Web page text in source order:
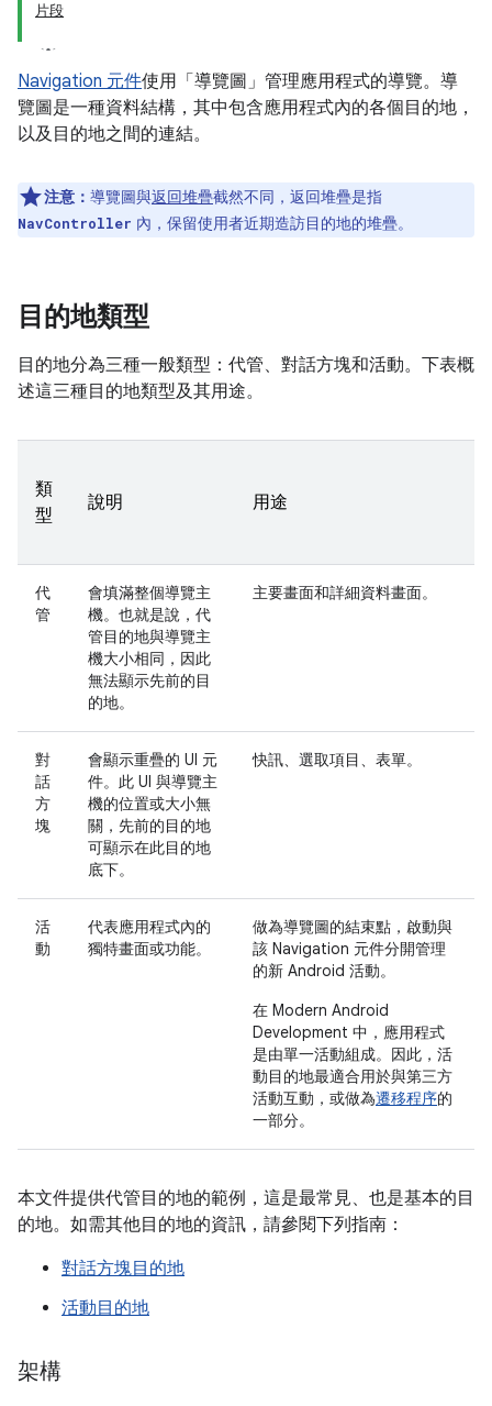
片段
Navigation 元件使用「導覽圖」 管理應用程式的導覽。導
覽圖是一種資料結構，其中包含應用程式內的各個目的地，
以及目的地之間的連結。
注意： 導覽圖與返回堆疊截然不同，返回堆疊是指
NavController 內，保留使用者近期造訪目的地的堆疊。
目的地類型
目的地分為三種一般類型：代管、對話方塊和活動。下表概
述這三種目的地類型及其用途。
類
型
說明 用途
代
管
會填滿整個導覽主
機。也就是說，代
管目的地與導覽主
機大小相同，因此
無法顯示先前的目
的地。
主要畫面和詳細資料畫面。
對
話
方
塊
會顯示重疊的 UI 元
件。此 UI 與導覽主
機的位置或大小無
關，先前的目的地
可顯示在此目的地
底下。
快訊、選取項目、表單。
活
動
代表應用程式內的
獨特畫面或功能。
做為導覽圖的結束點，啟動與
該 Navigation 元件分開管理
的新 Android 活動。
在 Modern Android
Development 中，應用程式
是由單一活動組成。因此，活
動目的地最適合用於與第三方
活動互動，或做為遷移程序的
一部分。
本文件提供代管目的地的範例，這是最常見、也是基本的目
的地。如需其他目的地的資訊，請參閱下列指南：
對話方塊目的地
活動目的地
架構